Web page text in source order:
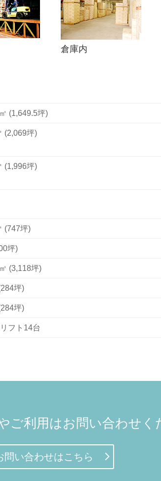
倉庫内
(1,649.5坪)
(2,069坪)
(1,996坪)
㎡ (747坪)
(200坪)
(3,118坪)
坪)
坪)
フト14台
ご利用はお問い合わせく
問い合わせはこちら